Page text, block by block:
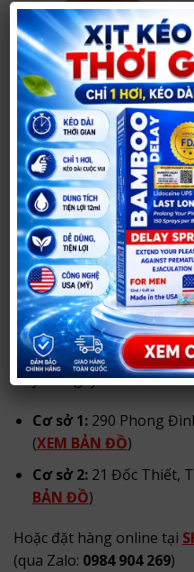
MuaDương Vật Giả
Hãy tới ngaySHOP
Cơ sở 1:290 Phong
(XEM BẢN ĐỒ)
Cơ sở 2:21 Đốc Thiết,
BẢN ĐỒ)
Hoặc đặt hàng online tại
(qua Zalo: 0984 904 269)